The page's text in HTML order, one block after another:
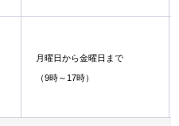
月曜日から金曜日まで
（9時～17時）